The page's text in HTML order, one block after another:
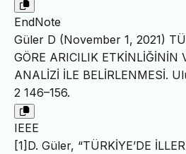
EndNote
Güler D (November 1, 2021)
GÖRE ARICILIK ETKİNLİĞİNİN
ANALİZİ İLE BELİRLENMESİ.
2 146–156.
IEEE
[1]D. Güler, “TÜRKİYE’DE